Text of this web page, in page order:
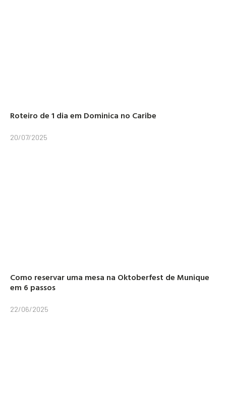
Roteiro de 1 dia em Dominica no Caribe
20/07/2025
Como reservar uma mesa na Oktoberfest de Munique
em 6 passos
22/06/2025